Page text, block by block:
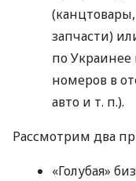
запчасти)
по Украинее
номеров в
авто и т. п.).
Рассмотрим два
«Голубая»